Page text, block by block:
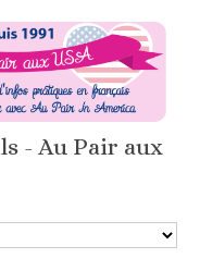
- Au Pair aux